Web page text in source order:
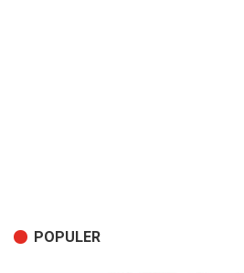
POPULER